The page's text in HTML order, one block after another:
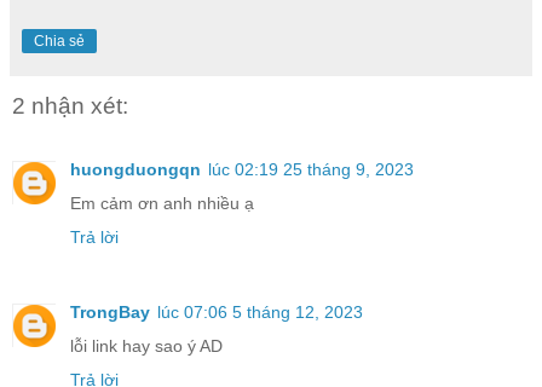
Chia sẻ
2 nhận xét:
huongduongqn lúc 02:19 25 tháng 9, 2023
Em cảm ơn anh nhiều ạ
Trả lời
TrongBay lúc 07:06 5 tháng 12, 2023
lỗi link hay sao ý AD
Trả lời